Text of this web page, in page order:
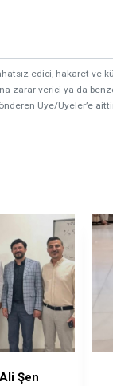
edici, hakaret ve
zarar verici ya da
Üye/Üyeler’e
Şen